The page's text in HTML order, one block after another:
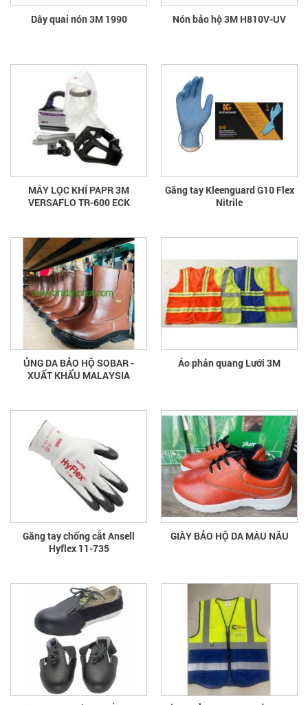
Dây quai nón 3M 1990 Nón bảo hộ 3M H810V-UV
MÁY LỌC KHÍ PAPR 3M
VERSAFLO TR-600 ECK
Găng tay Kleenguard G10 Flex
Nitrile
ỦNG DA BẢO HỘ SOBAR -
XUẤT KHẨU MALAYSIA
Áo phản quang Lưới 3M
Găng tay chống cắt Ansell
Hyflex 11-735
GIÀY BẢO HỘ DA MÀU NÂU